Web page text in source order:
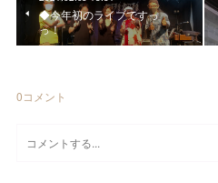
◆今年初のライブですっ
っ！
0コメント